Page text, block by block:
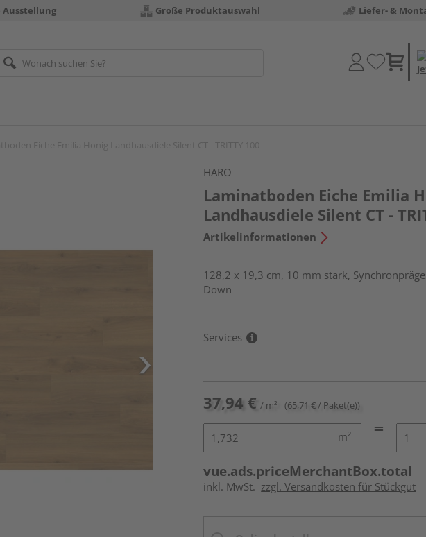
Große Produktauswahl Liefer- &
HARO
Laminatboden Eiche Emilia
Landhausdiele Silent CT -
Artikelinformationen
128,2 x 19,3 cm, 10 mm stark,
Down
Services
37,94 € / m² (65,71 € / Paket(e))
m²
vue.ads.priceMerchantBox.total
inkl. MwSt. zzgl. Versandkosten für Stückgut